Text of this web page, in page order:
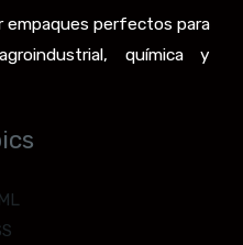
empaques perfectos para
química y